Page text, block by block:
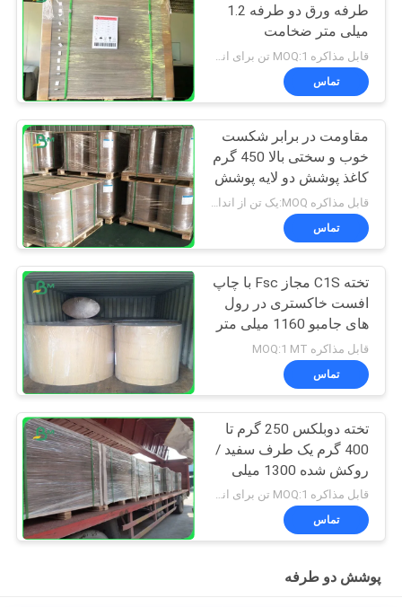
طرفه ورق دو طرفه 1.2
میلی متر ضخامت
قابل مذاکره MOQ:1 تن برای اندازه های معمول و 10 تن برای اندازه های ویژه
تماس
مقاومت در برابر شکست
خوب و سختی بالا 450 گرم
کاغذ پوشش دو لایه پوشش
رول
تماس
تخته C1S مجاز Fsc با چاپ
افست خاکستری در رول
های جامبو 1160 میلی متر
قابل مذاکره MOQ:1 MT
تماس
تخته دوبلکس 250 گرم تا
400 گرم یک طرف سفید /
روکش شده 1300 میلی
متر برای کیف های پیک
قابل مذاکره MOQ:1 تن برای اندازه استاندارد
تماس
پوشش دو طرفه